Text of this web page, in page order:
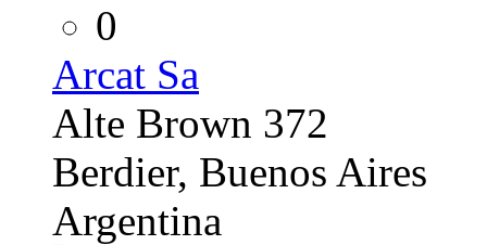
0
Arcat Sa
Alte Brown 372
Berdier, Buenos Aires
Argentina